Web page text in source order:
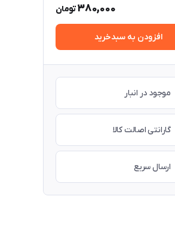
380,000تومان
افزودن به سبدخرید
موجود در انبار
گارانتی اصالت کالا
ارسال سریع